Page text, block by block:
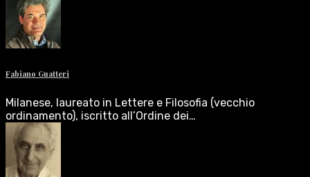
Fabiano Guatteri
Milanese, laureato in Lettere e Filosofia (vecchio
ordinamento), iscritto all’Ordine dei…